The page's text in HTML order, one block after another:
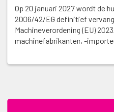
Op 20 januari 2027 wordt de
2006/42/EG definitief
Machineverordening (EU)
machinefabrikanten, -